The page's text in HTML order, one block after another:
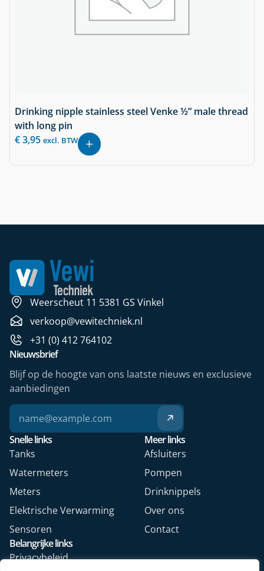
Drinking nipple stainless steel Venke ½” male thread
with long pin
€3,95 excl. BTW
Weerscheut 11 5381 GS Vinkel
verkoop@vewitechniek.nl
+31 (0) 412 764102
Snelle links
Tanks
Watermeters
Meters
Elektrische Verwarming
Sensoren
Meer links
Afsluiters
Pompen
Drinknippels
Over ons
Contact
Belangrijke links
Privacybeleid
Nieuwsbrief
Blijf op de hoogte van ons laatste nieuws en exclusieve
aanbiedingen